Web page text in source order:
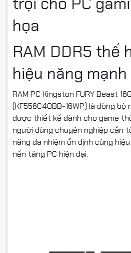
họa
RAM DDR5 thế
hiệu năng mạnh
RAM PC Kingston FURY Beast
(KF556C40BB-16WP) là dòng bộ
được thiết kế dành cho game
người dùng chuyên nghiệp cần
năng đa nhiệm ổn định cùng
nền tảng PC hiện đại.